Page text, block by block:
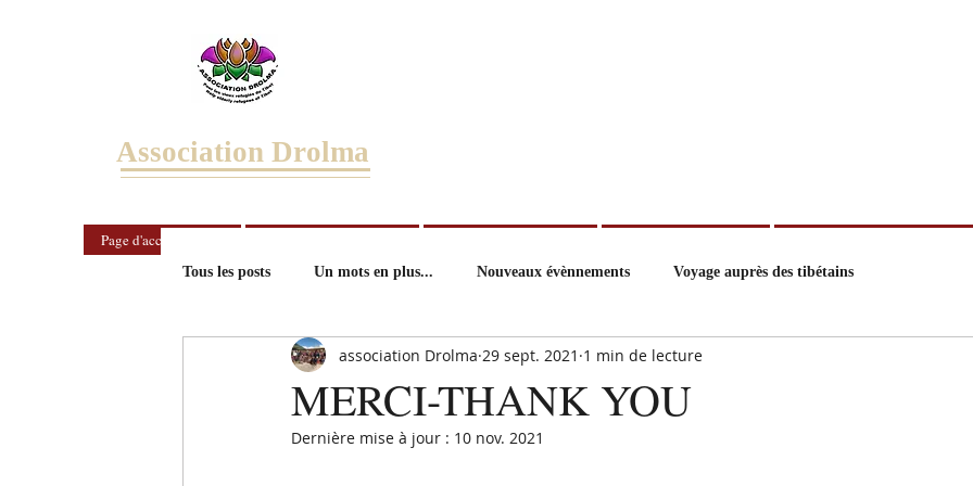
Association Drolma
Page d'accueil/Home
Tous les posts Un mots en plus... Nouveaux évènnements Voyage auprès des tibétains
MERCI-THANK YOU
association Drolma 29 sept. 2021 1 min de lecture
Dernière mise à jour : 10 nov. 2021